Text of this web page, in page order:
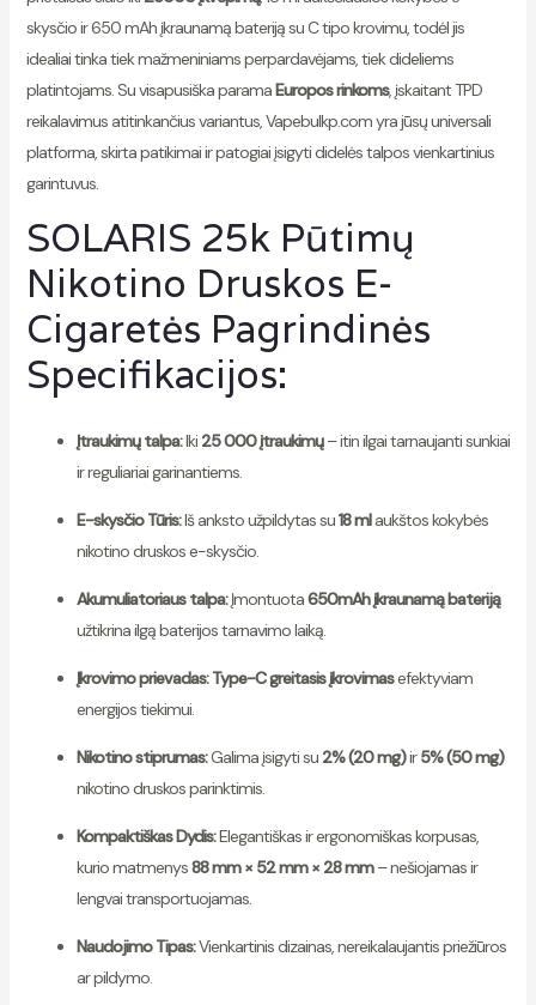
skysčio ir 650 mAh įkraunamą bateriją su C tipo krovimu, todėl jis
idealiai tinka tiek mažmeniniams perpardavėjams, tiek dideliems
platintojams. Su visapusiška paramaEuropos rinkoms, įskaitant TPD
reikalavimus atitinkančius variantus, Vapebulkp.com yra jūsų universali
platforma, skirta patikimai ir patogiai įsigyti didelės talpos vienkartinius
garintuvus.
SOLARIS 25k Pūtimų
Nikotino Druskos E-
Cigaretės Pagrindinės
Specifikacijos:
Įtraukimų talpa:Iki 25 000 įtraukimų– itin ilgai tarnaujanti sunkiai
ir reguliariai garinantiems.
E-skysčio Tūris:Iš anksto užpildytas su18 mlaukštos kokybės
nikotino druskos e-skysčio.
Akumuliatoriaus talpa:Įmontuota650mAh įkraunamą bateriją
užtikrina ilgą baterijos tarnavimo laiką.
Įkrovimo prievadas: Type-C greitasis įkrovimasefektyviam
energijos tiekimui.
Nikotino stiprumas:Galima įsigyti su 2% (20 mg)ir5% (50 mg)
nikotino druskos parinktimis.
Kompaktiškas Dydis:Elegantiškas ir ergonomiškas korpusas,
kurio matmenys88 mm × 52 mm × 28 mm– nešiojamas ir
lengvai transportuojamas.
Naudojimo Tipas:Vienkartinis dizainas, nereikalaujantis priežiūros
ar pildymo.